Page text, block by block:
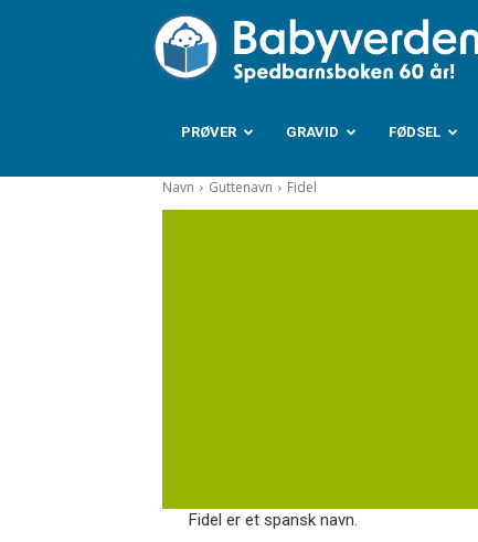
PRØVER GRAVID FØDSEL
Navn Guttenavn Fidel
Fidel er et spansk navn.